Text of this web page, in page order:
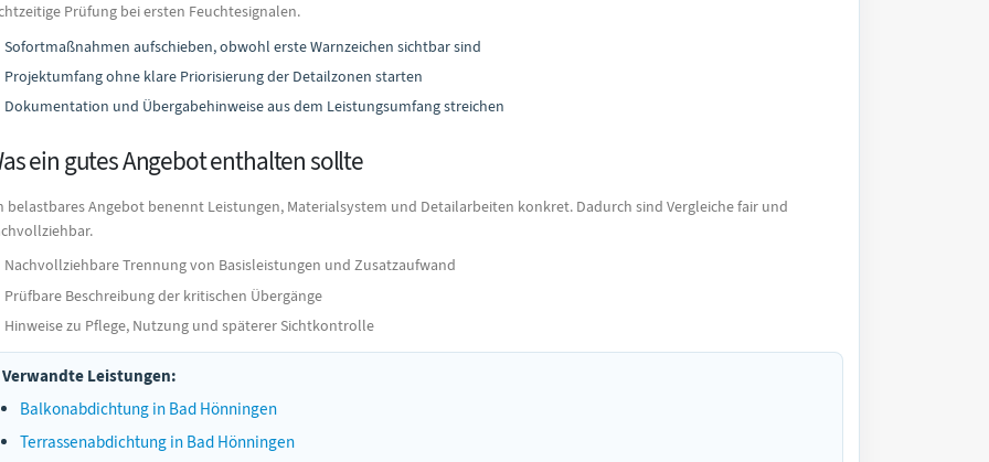
Prüfung bei ersten Feuchtesignalen.
Sofortmaßnahmen aufschieben, obwohl erste Warnzeichen sichtbar sind
Projektumfang ohne klare Priorisierung der Detailzonen starten
Dokumentation und Übergabehinweise aus dem Leistungsumfang streichen
ein gutes Angebot enthalten sollte
belastbares Angebot benennt Leistungen, Materialsystem und Detailarbeiten konkret. Dadurch sind Vergleiche fair und
Nachvollziehbare Trennung von Basisleistungen und Zusatzaufwand
Prüfbare Beschreibung der kritischen Übergänge
Hinweise zu Pflege, Nutzung und späterer Sichtkontrolle
Verwandte Leistungen:
Balkonabdichtung in Bad Hönningen
Terrassenabdichtung in Bad Hönningen